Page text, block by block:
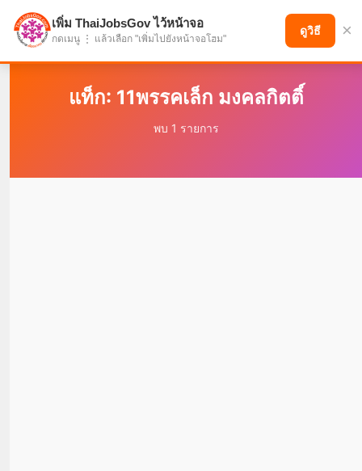
แบ่งปันโอกาส เพื่ออนาคตที่ก้าวหน้า
แท็ก: 11พรรคเล็ก มงคลกิตติ์
พบ 1 รายการ
เพิ่ม ThaiJobsGov ไว้หน้าจอ
กดเมนู ⋮ แล้วเลือก "เพิ่มไปยังหน้าจอโฮม"
ดูวิธี ×